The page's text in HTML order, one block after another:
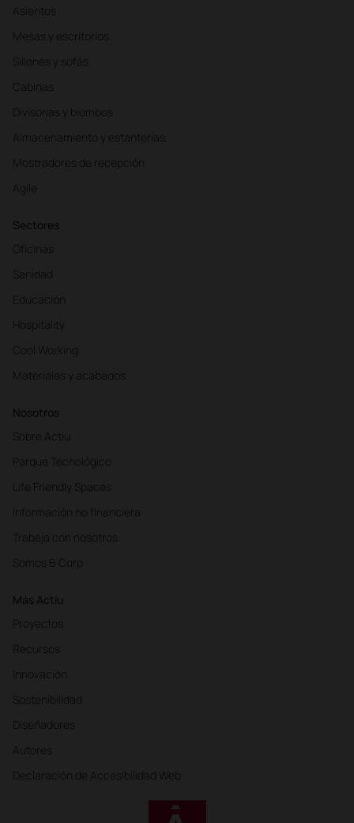
Asientos
Mesas y escritorios
Sillones y sofás
Cabinas
Divisorias y biombos
Almacenamiento y estanterías
Mostradores de recepción
Agile
Sectores
Oficinas
Sanidad
Educación
Hospitality
Cool Working
Materiales y acabados
Nosotros
Sobre Actiu
Parque Tecnológico
Life Friendly Spaces
Información no financiera
Trabaja con nosotros
Somos B Corp
Más Actiu
Proyectos
Recursos
Innovación
Sostenibilidad
Diseñadores
Autores
Declaración de Accesibilidad Web